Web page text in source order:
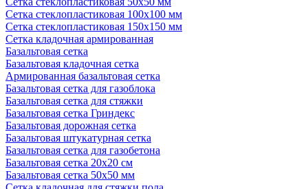
Сетка стеклопластиковая 100x100 мм
Сетка стеклопластиковая 150x150 мм
Сетка кладочная армированная
Базальтовая сетка
Базальтовая кладочная сетка
Армированная базальтовая сетка
Базальтовая сетка для газоблока
Базальтовая сетка для стяжки
Базальтовая сетка Гриндекс
Базальтовая дорожная сетка
Базальтовая штукатурная сетка
Базальтовая сетка для газобетона
Базальтовая сетка 20x20 см
Базальтовая сетка 50x50 мм